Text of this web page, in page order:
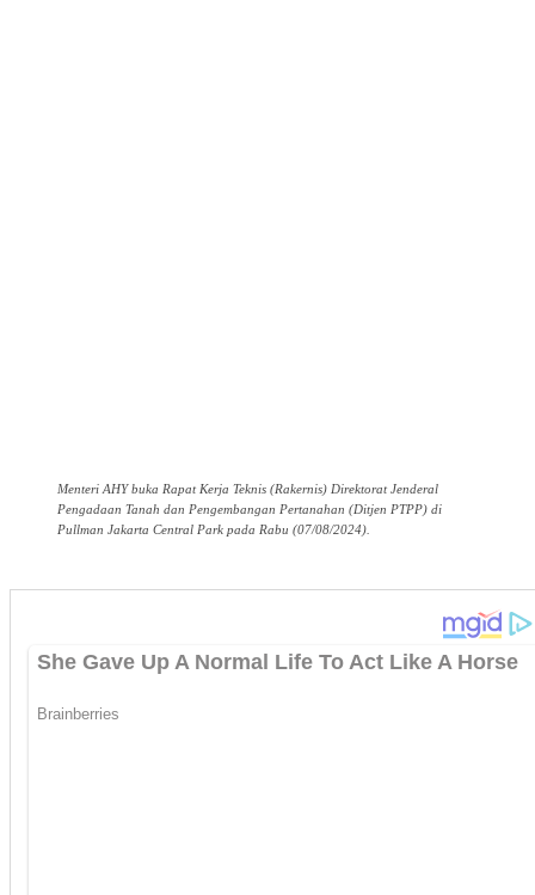
Menteri AHY buka Rapat Kerja Teknis (Rakernis) Direktorat Jenderal
Pengadaan Tanah dan Pengembangan Pertanahan (Ditjen PTPP) di
Pullman Jakarta Central Park pada Rabu (07/08/2024).